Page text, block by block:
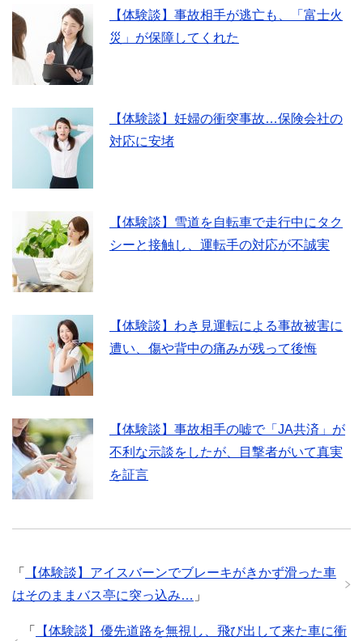
【体験談】事故相手が逃亡も、「富士火
災」が保障してくれた
【体験談】妊婦の衝突事故…保険会社の
対応に安堵
【体験談】雪道を自転車で走行中にタク
シーと接触し、運転手の対応が不誠実
【体験談】わき見運転による事故被害に
遭い、傷や背中の痛みが残って後悔
【体験談】事故相手の嘘で「JA共済」が
不利な示談をしたが、目撃者がいて真実
を証言
「
【体験談】アイスバーンでブレーキがきかず滑った車
はそのままバス亭に突っ込み… 」
「
【体験談】優先道路を無視し、飛び出して来た車に衝